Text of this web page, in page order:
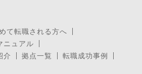
て転職される方へ
ニュアル
介
拠点一覧
転職成功事例